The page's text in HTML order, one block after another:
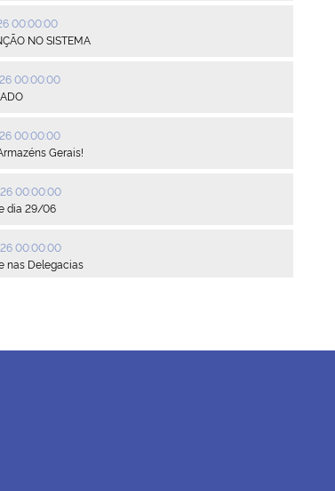
00:00:00
NO SISTEMA
00:00:00
00:00:00
Gerais!
00:00:00
dia 29/06
00:00:00
nas Delegacias